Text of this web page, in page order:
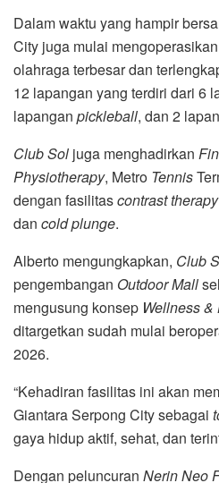
Dalam waktu yang hampir
City juga mulai mengoperasikan
olahraga terbesar dan
12 lapangan yang terdiri dari 6
lapangan pickleball, dan 2
Club Sol juga menghadirkan
Physiotherapy, Metro Tennis
dengan fasilitascontrast therapy
dan cold plunge.
Alberto mengungkapkan, Club
pengembangan Outdoor Mall
mengusung konsep Wellness
ditargetkan sudah mulai
2026.
“Kehadiran fasilitas ini akan
Giantara Serpong City sebagai
gaya hidup aktif, sehat, dan
Dengan peluncuran Nerin Neo